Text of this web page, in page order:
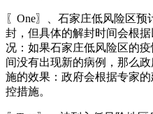
〖One〗、石家庄低风险区
封，但具体的解封时间会根
况：如果石家庄低风险区的
间没有出现新的病例，那么
施的效果：政府会根据专家
控措施。